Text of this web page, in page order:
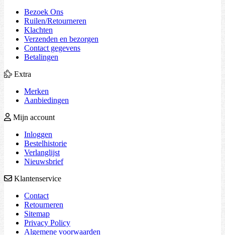
Bezoek Ons
Ruilen/Retourneren
Klachten
Verzenden en bezorgen
Contact gegevens
Betalingen
Extra
Merken
Aanbiedingen
Mijn account
Inloggen
Bestelhistorie
Verlanglijst
Nieuwsbrief
Klantenservice
Contact
Retourneren
Sitemap
Privacy Policy
Algemene voorwaarden